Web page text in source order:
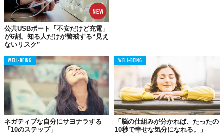
のエネルギーを意図的に動かすことで、負のパワーからも抜け出
すことができます。あなたの前向きさと、愛情によって、これら
を跳ね返すことができると信じています。
エネルギッシュに日々を送るには、自分の否定的な感情を理解す
る必要があります。そして、それに向き合い、つねに意識しなが
ら、私たちの人生を支配されないようすることが大切。ここに、
いくつかのヒントを紹介しましょう。
01.
まずは、負の影響力を
自分自身が認識すること
公共USBポート「不安だけど充電」
が6割。知る人だけが警戒する“見え
ないリスク”
WELL-BEING
ネガティブな自分にサヨナラする
「10のステップ」
WELL-BEING
「脳の仕組みが分かれば、たったの
10秒で幸せな気分になれる。」